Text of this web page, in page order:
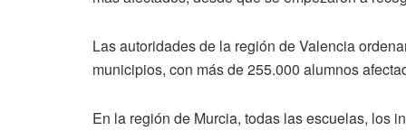
Las autoridades de la región de Valencia
municipios, con más de 255.000 alumnos
En la región de Murcia, todas las escuelas, los